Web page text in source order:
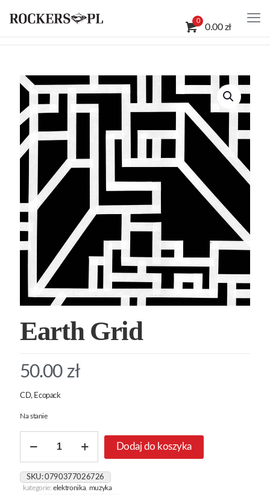
0
0.00 zł
Earth Grid
50.00 zł
CD, Ecopack
Na stanie
Earth
Dodaj do koszyka
SKU:0790377026726
kategorie:elektronika, muzyka